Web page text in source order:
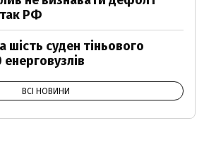
РФ
шість суден тіньового
ВСІ НОВИНИ